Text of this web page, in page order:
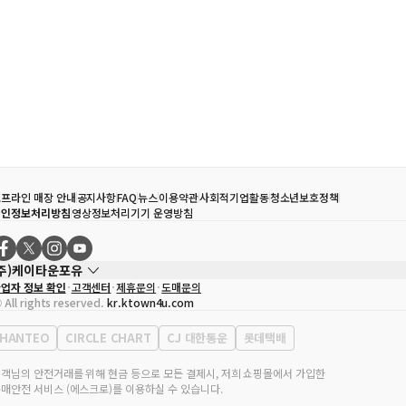
라인 매장 안내공지사항FAQ뉴스이용약관사회적기업활동청소년보호정책
정보처리방침영상정보처리기기 운영방침
)케이타운포유
자
송효민
업자등록번호
120-87-71116
판매업 신고번호 제2011-서울강남-02223
표전화
02-552-9855
자 정보 확인 고객센터 제휴문의 도매문의
rights reserved. kr.ktown4u.com
HANTEO CIRCLE CHART CJ 대한통운 롯데택배
님의 안전거래를 위해 현금 등으로 모든 결제시, 저희 쇼핑몰에서 가입한
안전 서비스 (에스크로)를 이용하실 수 있습니다.